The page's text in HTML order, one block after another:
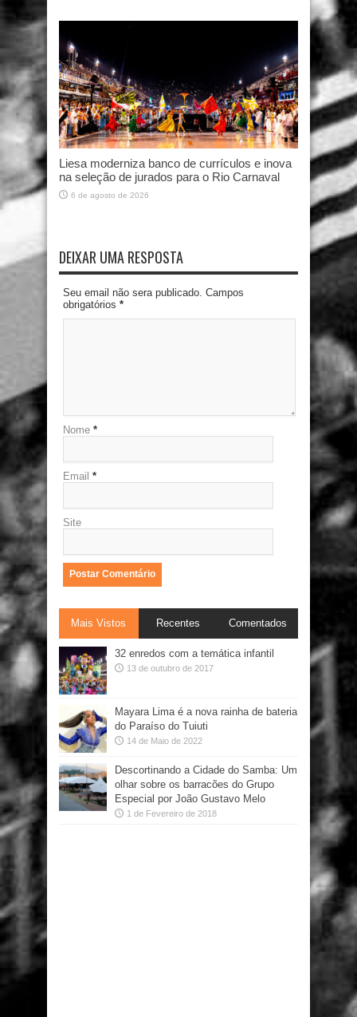
Liesa moderniza banco de currículos e inova
na seleção de jurados para o Rio Carnaval
6 de agosto de 2026
DEIXAR UMA RESPOSTA
Seu email não sera publicado. Campos
obrigatórios *
Nome *
Email *
Site
Mais Vistos Recentes Comentados
32 enredos com a temática infantil
13 de outubro de 2017
Mayara Lima é a nova rainha de bateria
do Paraíso do Tuiuti
14 de Maio de 2022
Descortinando a Cidade do Samba: Um
olhar sobre os barracões do Grupo
Especial por João Gustavo Melo
1 de Fevereiro de 2018